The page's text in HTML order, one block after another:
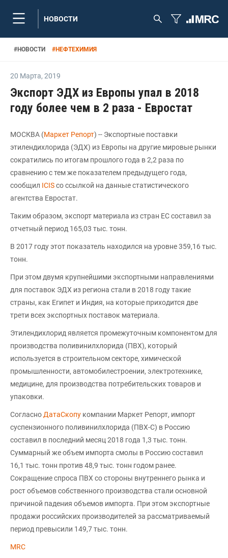
НОВОСТИ
#НОВОСТИ #НЕФТЕХИМИЯ
20 Марта, 2019
Экспорт ЭДХ из Европы упал в 2018
году более чем в 2 раза - Евростат
МОСКВА (Маркет Репорт) -- Экспортные поставки
этилендихлорида (ЭДХ) из Европы на другие мировые рынки
сократились по итогам прошлого года в 2,2 раза по
сравнению с тем же показателем предыдущего года,
сообщил ICISсо ссылкой на данные статистического
агентства Евростат.
Таким образом, экспорт материала из стран ЕС составил за
отчетный период 165,03 тыс. тонн.
В 2017 году этот показатель находился на уровне 359,16 тыс.
тонн.
При этом двумя крупнейшими экспортными направлениями
для поставок ЭДХ из региона стали в 2018 году такие
страны, как Египет и Индия, на которые приходится две
трети всех экспортных поставок материала.
Этилендихлорид является промежуточным компонентом для
производства поливинилхлорида (ПВХ), который
используется в строительном секторе, химической
промышленности, автомобилестроении, электротехнике,
медицине, для производства потребительских товаров и
упаковки.
Согласно ДатаСкопу компании Маркет Репорт, импорт
суспензионного поливинилхлорида (ПВХ-С) в Россию
составил в последний месяц 2018 года 1,3 тыс. тонн.
Суммарный же объем импорта смолы в Россию составил
16,1 тыс. тонн против 48,9 тыс. тонн годом ранее.
Сокращение спроса ПВХ со стороны внутреннего рынка и
рост объемов собственного производства стали основной
причиной падения объемов импорта. При этом экспортные
продажи российских производителей за рассматриваемый
период превысили 149,7 тыс. тонн.
MRC